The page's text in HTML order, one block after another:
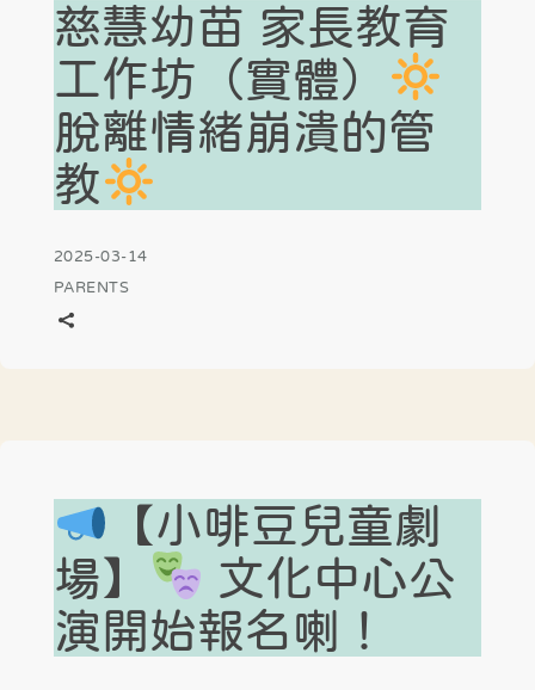
慈慧幼苗 家長教育
工作坊（實體）
脫離情緒崩潰的管
教
2025-03-14
PARENTS
【小啡豆兒童劇
場】
文化中心公
演開始報名喇！